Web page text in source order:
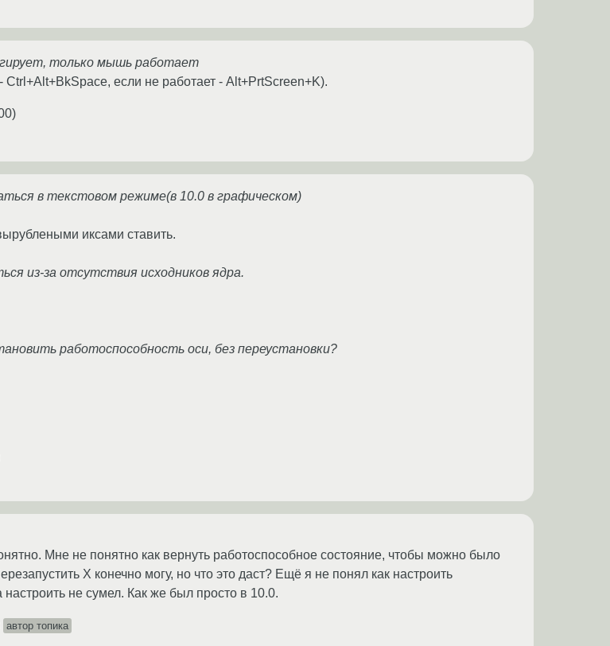
только мышь работает
если не работает - Alt+PrtScreen+K).
)
в текстовом режиме(в 10.0 в графическом)
иксами ставить.
из-за отсутствия исходников ядра.
работоспособность оси, без переустановки?
Мне не понятно как вернуть работоспособное состояние, чтобы можно было
X конечно могу, но что это даст? Ещё я не понял как настроить
настроить не сумел. Как же был просто в 10.0.
автор топика